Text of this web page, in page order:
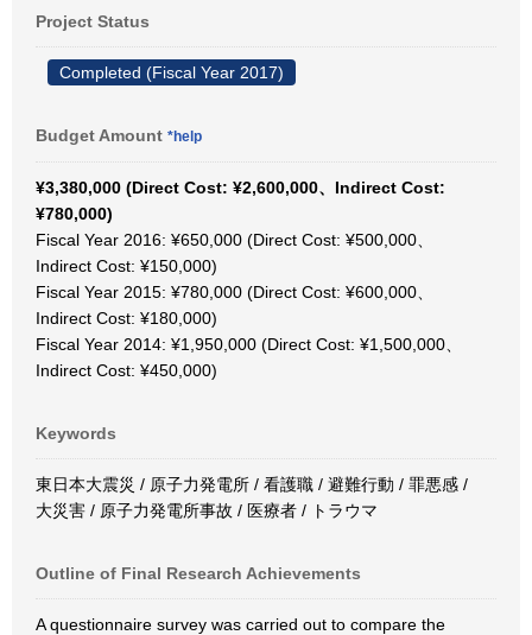
Project Status
Completed (Fiscal Year 2017)
Budget Amount *help
¥3,380,000 (Direct Cost: ¥2,600,000、Indirect Cost:
¥780,000)
Fiscal Year 2016: ¥650,000 (Direct Cost: ¥500,000、
Indirect Cost: ¥150,000)
Fiscal Year 2015: ¥780,000 (Direct Cost: ¥600,000、
Indirect Cost: ¥180,000)
Fiscal Year 2014: ¥1,950,000 (Direct Cost: ¥1,500,000、
Indirect Cost: ¥450,000)
Keywords
東日本大震災 / 原子力発電所 / 看護職 / 避難行動 / 罪悪感 /
大災害 / 原子力発電所事故 / 医療者 / トラウマ
Outline of Final Research Achievements
A questionnaire survey was carried out to compare the